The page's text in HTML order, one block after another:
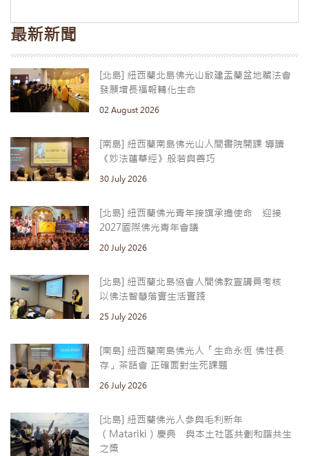
最新新聞
[北島] 紐西蘭北島佛光山啟建盂蘭盆地藏法會
發願增長福報轉化生命
02 August 2026
[南島] 紐西蘭南島佛光山人間書院開課 導讀
《妙法蓮華經》般若與善巧
30 July 2026
[北島] 紐西蘭佛光青年接旗承擔使命 迎接
2027國際佛光青年會議
20 July 2026
[北島] 紐西蘭北島協會人間佛教宣講員考核
以佛法智慧落實生活實踐
25 July 2026
[南島] 紐西蘭南島佛光人「生命永恆 佛性長
存」茶話會 正確面對生死課題
26 July 2026
[北島] 紐西蘭佛光人參與毛利新年
（Matariki）慶典 與本土社區共劃和諧共生
之槳